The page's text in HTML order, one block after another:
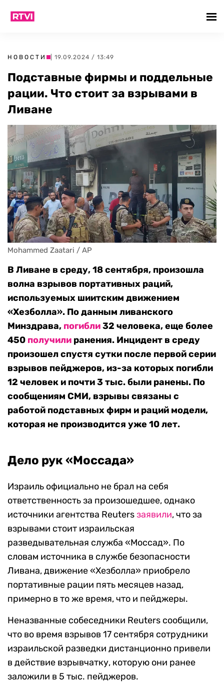
НОВОСТИ | 19.09.2024 / 13:49
Подставные фирмы и поддельные
рации. Что стоит за взрывами в
Ливане
Mohammed Zaatari / AP
В Ливане в среду, 18 сентября, произошла
волна взрывов портативных раций,
используемых шиитским движением
«Хезболла». По данным ливанского
Минздрава, погибли32 человека, еще более
450 получили ранения. Инцидент в среду
произошел спустя сутки после первой серии
взрывов пейджеров, из-за которых погибли
12 человек и почти 3 тыс. были ранены. По
сообщениям СМИ, взрывы связаны с
работой подставных фирм и раций модели,
которая не производится уже 10 лет.
Дело рук «Моссада»
Израиль официально не брал на себя
ответственность за произошедшее, однако
источники агентства Reutersзаявили, что за
взрывами стоит израильская
разведывательная служба «Моссад». По
словам источника в службе безопасности
Ливана, движение «Хезболла» приобрело
портативные рации пять месяцев назад,
примерно в то же время, что и пейджеры.
Неназванные собеседники Reuters сообщили,
что во время взрывов 17 сентября сотрудники
израильской разведки дистанционно привели
в действие взрывчатку, которую они ранее
заложили в 5 тыс. пейджеров.